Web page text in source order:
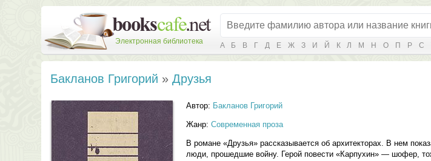
Электронная библиотека А Б В Г Д Е Ж З И Й К Л М Н О П Р С
Бакланов Григорий » Друзья
Автор: Бакланов Григорий
Жанр: Современная проза
В романе «Друзья» рассказывается об архитекторах. В нем
люди, прошедшие войну. Герой повести «Карпухин» — шофер,